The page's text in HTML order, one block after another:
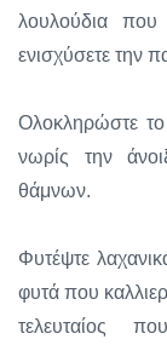
λουλούδια που
ενισχύσετε την
Ολοκληρώστε
νωρίς την
θάμνων.
Φυτέψτε
φυτά που
τελευταίος